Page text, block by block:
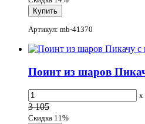
Артикул: mb-41370
Поинт из шаров
x
3 105
Скидка 11%